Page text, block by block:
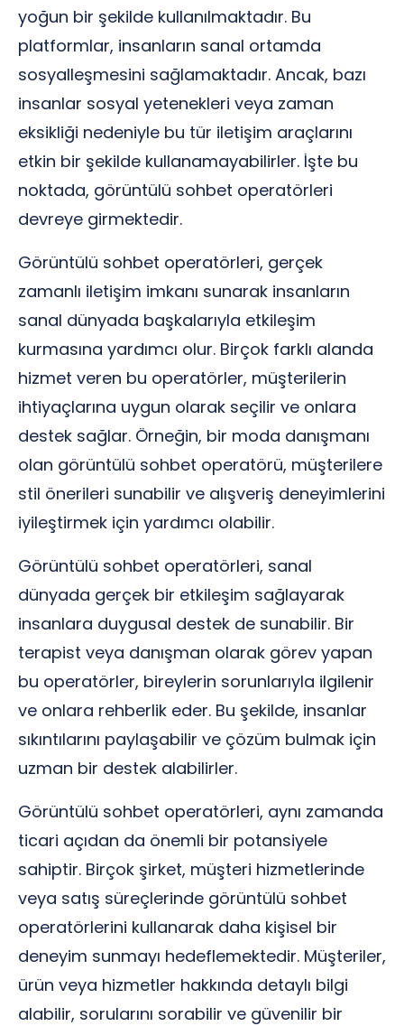
yoğun bir şekilde kullanılmaktadır. Bu
platformlar, insanların sanal ortamda
sosyalleşmesini sağlamaktadır. Ancak, bazı
insanlar sosyal yetenekleri veya zaman
eksikliği nedeniyle bu tür iletişim araçlarını
etkin bir şekilde kullanamayabilirler. İşte bu
noktada, görüntülü sohbet operatörleri
devreye girmektedir.
Görüntülü sohbet operatörleri, gerçek
zamanlı iletişim imkanı sunarak insanların
sanal dünyada başkalarıyla etkileşim
kurmasına yardımcı olur. Birçok farklı alanda
hizmet veren bu operatörler, müşterilerin
ihtiyaçlarına uygun olarak seçilir ve onlara
destek sağlar. Örneğin, bir moda danışmanı
olan görüntülü sohbet operatörü, müşterilere
stil önerileri sunabilir ve alışveriş deneyimlerini
iyileştirmek için yardımcı olabilir.
Görüntülü sohbet operatörleri, sanal
dünyada gerçek bir etkileşim sağlayarak
insanlara duygusal destek de sunabilir. Bir
terapist veya danışman olarak görev yapan
bu operatörler, bireylerin sorunlarıyla ilgilenir
ve onlara rehberlik eder. Bu şekilde, insanlar
sıkıntılarını paylaşabilir ve çözüm bulmak için
uzman bir destek alabilirler.
Görüntülü sohbet operatörleri, aynı zamanda
ticari açıdan da önemli bir potansiyele
sahiptir. Birçok şirket, müşteri hizmetlerinde
veya satış süreçlerinde görüntülü sohbet
operatörlerini kullanarak daha kişisel bir
deneyim sunmayı hedeflemektedir. Müşteriler,
ürün veya hizmetler hakkında detaylı bilgi
alabilir, sorularını sorabilir ve güvenilir bir